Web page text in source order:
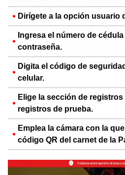
Dirígete a la opción usuario
Ingresa el número de
contraseña.
Digita el código de
celular.
Elige la sección de
registros de prueba.
Emplea la cámara con la
código QR del carnet de la